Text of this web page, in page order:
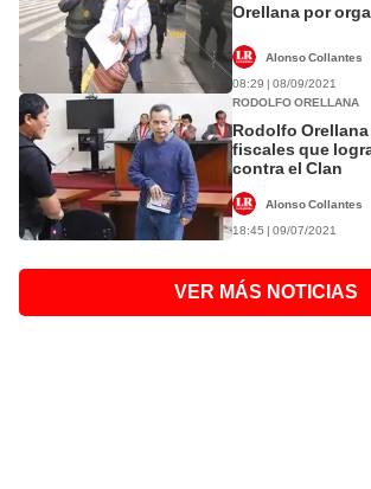
Orellana por
Alonso Collantes
08:29 | 08/09/2021
RODOLFO ORELLANA
Rodolfo
fiscales que
contra el Clan
Alonso Collantes
18:45 | 09/07/2021
VER MÁS NOTICIAS